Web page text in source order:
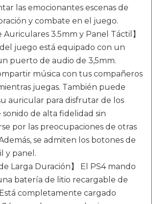
las emocionantes escenas de
y combate en el juego.
Auriculares 3.5mm y Panel Táctil】
juego está equipado con un
puerto de audio de 3,5mm.
música con tus compañeros
juegas. También puede
auricular para disfrutar de los
sonido de alta fidelidad sin
por las preocupaciones de otras
se admiten los botones de
y panel.
Larga Duración】 El PS4 mando
batería de litio recargable de
completamente cargado